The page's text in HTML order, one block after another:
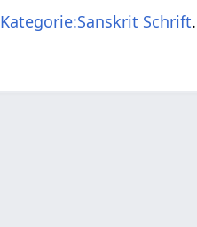
Kategorie:Sanskrit Schrift.